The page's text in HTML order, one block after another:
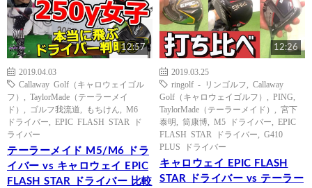
12:57
2019.04.03
Callaway Golf（キャロウェイゴル
フ）
TaylorMade（テーラーメイ
ド）
ゴルフ我流道 もちけん
M6
ドライバー
EPIC FLASH STAR ド
ライバー
テーラーメイド M5/M6 ドラ
イバー vs キャロウェイ EPIC
FLASH STAR ドライバー 比較
12:26
2019.03.25
ringolf - リンゴルフ
Callaway
Golf（キャロウェイゴルフ）
PING
TaylorMade（テーラーメイド）
宮下
泰明
筒康博 M5 ドライバー
EPIC
FLASH STAR ドライバー
G410
PLUS ドライバー
キャロウェイ EPIC FLASH
STAR ドライバー vs テーラー